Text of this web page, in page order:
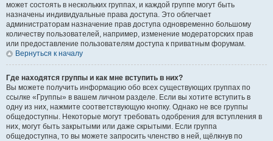
может состоять в нескольких группах, и каждой группе могут быть
назначены индивидуальные права доступа. Это облегчает
администраторам назначение прав доступа одновременно большому
количеству пользователей, например, изменение модераторских прав
или предоставление пользователям доступа к приватным форумам.
Вернуться к началу
Где находятся группы и как мне вступить в них?
Вы можете получить информацию обо всех существующих группах по
ссылке «Группы» в вашем личном разделе. Если вы хотите вступить в
одну из них, нажмите соответствующую кнопку. Однако не все группы
общедоступны. Некоторые могут требовать одобрения для вступления в
них, могут быть закрытыми или даже скрытыми. Если группа
общедоступна, то вы можете запросить членство в ней, щёлкнув по